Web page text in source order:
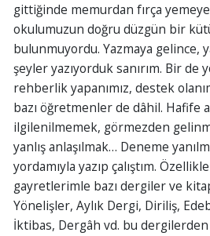
gittiğinde memurdan fırça
okulumuzun doğru düzgün bir
bulunmuyordu. Yazmaya gelince,
şeyler yazıyorduk sanırım. Bir de
rehberlik yapanımız, destek
bazı öğretmenler de dâhil. Hafife
ilgilenilmemek, görmezden
yanlış anlaşılmak… Deneme
yordamıyla yazıp çalıştım.
gayretlerimle bazı dergiler ve
Yönelişler, Aylık Dergi, Diriliş,
İktibas, Dergâh vd. bu dergilerden